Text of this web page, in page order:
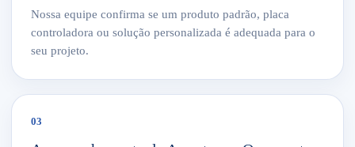
Nossa equipe confirma se um produto padrão, placa
controladora ou solução personalizada é adequada para o
seu projeto.
03